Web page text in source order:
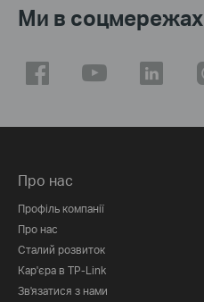
Ми в соцмережах
Про нас
Профіль компанії
Про нас
Сталий розвиток
Кар'єра в TP-Link
Зв'язатися з нами